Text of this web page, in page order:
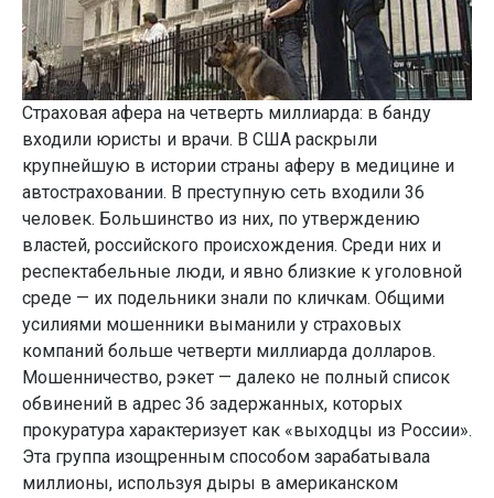
Страховая афера на четверть миллиарда: в банду
входили юристы и врачи. В США раскрыли
крупнейшую в истории страны аферу в медицине и
автостраховании. В преступную сеть входили 36
человек. Большинство из них, по утверждению
властей, российского происхождения. Среди них и
респектабельные люди, и явно близкие к уголовной
среде — их подельники знали по кличкам. Общими
усилиями мошенники выманили у страховых
компаний больше четверти миллиарда долларов.
Мошенничество, рэкет — далеко не полный список
обвинений в адрес 36 задержанных, которых
прокуратура характеризует как «выходцы из России».
Эта группа изощренным способом зарабатывала
миллионы, используя дыры в американском